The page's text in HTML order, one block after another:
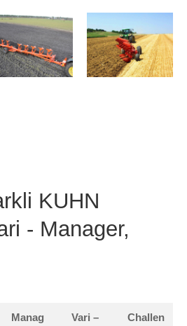
KUHN
- Manager,
Manag
Vari –
Challen